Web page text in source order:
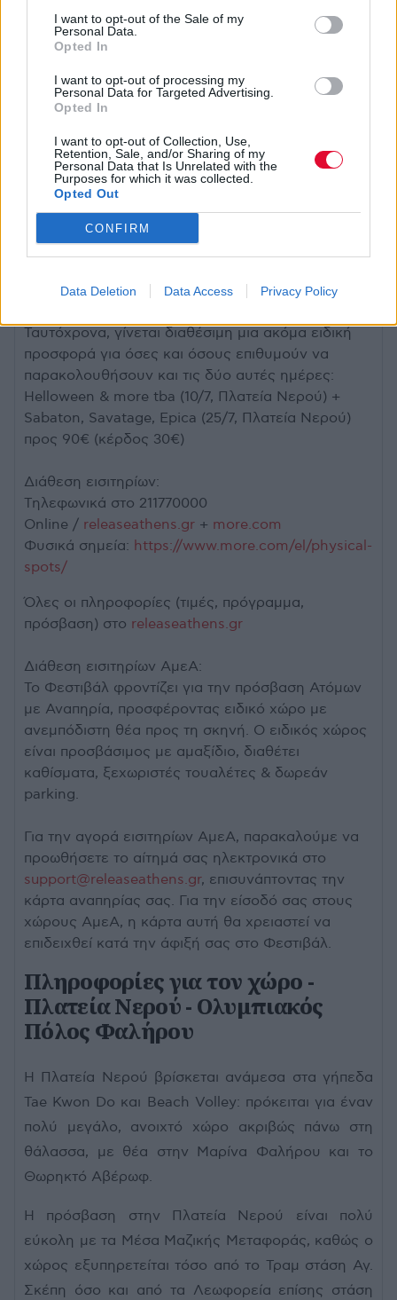
I want to opt-out of the Sale of my
Personal Data.
Opted In
I want to opt-out of processing my
Personal Data for Targeted Advertising.
Opted In
I want to opt-out of Collection, Use,
Retention, Sale, and/or Sharing of my
Personal Data that Is Unrelated with the
Purposes for which it was collected.
Opted Out
CONFIRM
Data Deletion Data Access Privacy Policy
ξεκινάει την Πέμπτη 30 Οκτωβρίου, στις 12:00,
προς 60€. Οι επόμενες φάσεις θα ανακοινωθούν
στην πορεία.
Επίσης, διατίθεται περιορισμένος αριθμός VIP
εισιτηρίων, με πρώτη τιμή τα 125€. Στη
συγκεκριμένη κατηγορία περιλαμβάνονται οι εξής
προνομιακές παροχές:
• Ξεχωριστή υπερυψωμένη περιοχή
διαμορφωμένη με stands & stools για όλους
• Open-bar
• Ξεχωριστή πύλη εισόδου
• Ξεχωριστές τουαλέτες
Ταυτόχρονα, γίνεται διαθέσιμη μια ακόμα ειδική
προσφορά για όσες και όσους επιθυμούν να
παρακολουθήσουν και τις δύο αυτές ημέρες:
Helloween & more tba (10/7, Πλατεία Νερού) +
Sabaton, Savatage, Epica (25/7, Πλατεία Νερού)
προς 90€ (κέρδος 30€)
Διάθεση εισιτηρίων:
Τηλεφωνικά στο 211770000
Online / releaseathens.gr + more.com
Φυσικά σημεία: https://www.more.com/el/physical-
spots/
Όλες οι πληροφορίες (τιμές, πρόγραμμα,
πρόσβαση) στο releaseathens.gr
Διάθεση εισιτηρίων ΑμεΑ:
Το Φεστιβάλ φροντίζει για την πρόσβαση Ατόμων
με Αναπηρία, προσφέροντας ειδικό χώρο με
ανεμπόδιστη θέα προς τη σκηνή. Ο ειδικός χώρος
είναι προσβάσιμος με αμαξίδιο, διαθέτει
καθίσματα, ξεχωριστές τουαλέτες & δωρεάν
parking.
Για την αγορά εισιτηρίων ΑμεΑ, παρακαλούμε να
προωθήσετε το αίτημά σας ηλεκτρονικά στο
support@releaseathens.gr, επισυνάπτοντας την
κάρτα αναπηρίας σας. Για την είσοδό σας στους
χώρους ΑμεΑ, η κάρτα αυτή θα χρειαστεί να
επιδειχθεί κατά την άφιξή σας στο Φεστιβάλ.
Πληροφορίες για τον χώρο -
Πλατεία Νερού - Ολυμπιακός
Πόλος Φαλήρου
Η Πλατεία Νερού βρίσκεται ανάμεσα στα γήπεδα
Tae Kwon Do και Beach Volley: πρόκειται για έναν
πολύ μεγάλο, ανοιχτό χώρο ακριβώς πάνω στη
θάλασσα, με θέα στην Μαρίνα Φαλήρου και το
Θωρηκτό Αβέρωφ.
Η πρόσβαση στην Πλατεία Νερού είναι πολύ
εύκολη με τα Μέσα Μαζικής Μεταφοράς, καθώς ο
χώρος εξυπηρετείται τόσο από το Τραμ στάση Αγ.
Σκέπη όσο και από τα Λεωφορεία επίσης στάση